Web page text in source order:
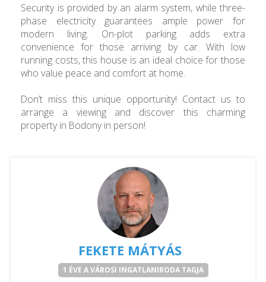
Security is provided by an alarm system, while three-
phase electricity guarantees ample power for
modern living. On-plot parking adds extra
convenience for those arriving by car. With low
running costs, this house is an ideal choice for those
who value peace and comfort at home.
Don’t miss this unique opportunity! Contact us to
arrange a viewing and discover this charming
property in Bodony in person!
FEKETE MÁTYÁS
1 ÉVE A VÁROSI INGATLANIRODA TAGJA